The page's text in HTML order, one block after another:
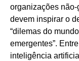
organizações
devem inspirar o
“dilemas do
emergentes”.
inteligência